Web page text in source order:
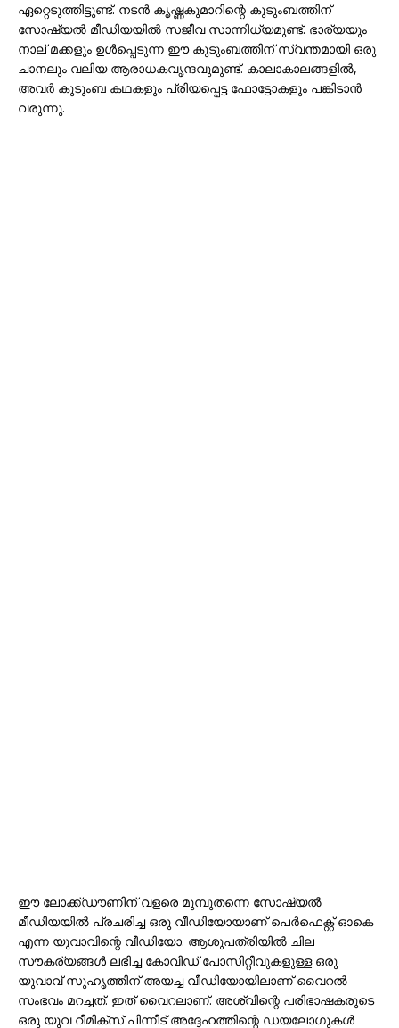
ഏറ്റെടുത്തിട്ടുണ്ട്. നടൻ കൃഷ്ണകുമാറിന്റെ കുടുംബത്തിന്
സോഷ്യൽ മീഡിയയിൽ സജീവ സാന്നിധ്യമുണ്ട്. ഭാര്യയും
നാല് മക്കളും ഉൾപ്പെടുന്ന ഈ കുടുംബത്തിന് സ്വന്തമായി ഒരു
ചാനലും വലിയ ആരാധകവൃന്ദവുമുണ്ട്. കാലാകാലങ്ങളിൽ,
അവർ കുടുംബ കഥകളും പ്രിയപ്പെട്ട ഫോട്ടോകളും പങ്കിടാൻ
വരുന്നു.
ഈ ലോക്ക്ഡൗണിന് വളരെ മുമ്പുതന്നെ സോഷ്യൽ
മീഡിയയിൽ പ്രചരിച്ച ഒരു വീഡിയോയാണ് പെർഫെക്റ്റ് ഓകെ
എന്ന യുവാവിന്റെ വീഡിയോ. ആശുപത്രിയിൽ ചില
സൗകര്യങ്ങൾ ലഭിച്ച കോവിഡ് പോസിറ്റീവുകളുള്ള ഒരു
യുവാവ് സുഹൃത്തിന് അയച്ച വീഡിയോയിലാണ് വൈറൽ
സംഭവം മറച്ചത്. ഇത് വൈറലാണ്. അശ്വിന്റെ പരിഭാഷകരുടെ
ഒരു യുവ റീമിക്സ് പിന്നീട് അദ്ദേഹത്തിന്റെ ഡയലോഗുകൾ